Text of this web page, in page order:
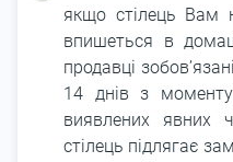
якщо стілець Вам
впишеться в
продавці
14 днів з
виявлених явних
стілець підлягає